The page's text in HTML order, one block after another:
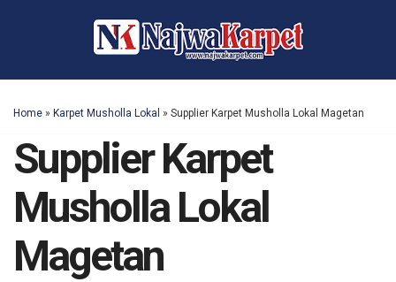
Home » Karpet Musholla Lokal » Supplier Karpet Musholla Lokal Magetan
Supplier Karpet
Musholla Lokal
Magetan